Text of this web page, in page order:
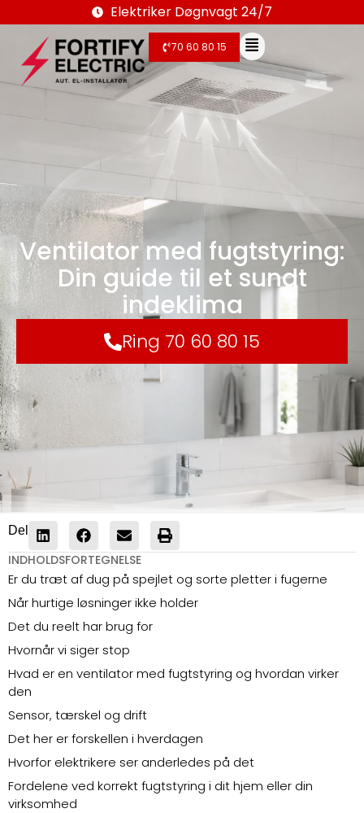
Elektriker Døgnvagt 24/7
70 60 80 15
Ventilator med fugtstyring:
Din guide til et sundt
indeklima
Ring 70 60 80 15
Del
INDHOLDSFORTEGNELSE
Er du træt af dug på spejlet og sorte pletter i fugerne
Når hurtige løsninger ikke holder
Det du reelt har brug for
Hvornår vi siger stop
Hvad er en ventilator med fugtstyring og hvordan virker
den
Sensor, tærskel og drift
Det her er forskellen i hverdagen
Hvorfor elektrikere ser anderledes på det
Fordelene ved korrekt fugtstyring i dit hjem eller din
virksomhed